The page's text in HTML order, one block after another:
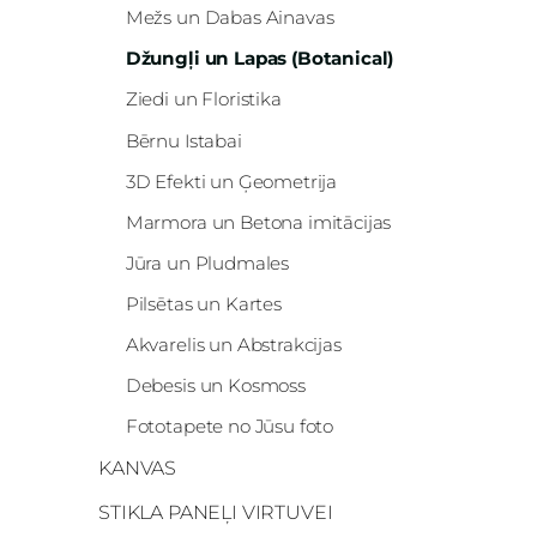
Mežs un Dabas Ainavas
Džungļi un Lapas (Botanical)
Ziedi un Floristika
Bērnu Istabai
3D Efekti un Ģeometrija
Marmora un Betona imitācijas
Jūra un Pludmales
Pilsētas un Kartes
Akvarelis un Abstrakcijas
Debesis un Kosmoss
Fototapete no Jūsu foto
KANVAS
STIKLA PANEĻI VIRTUVEI